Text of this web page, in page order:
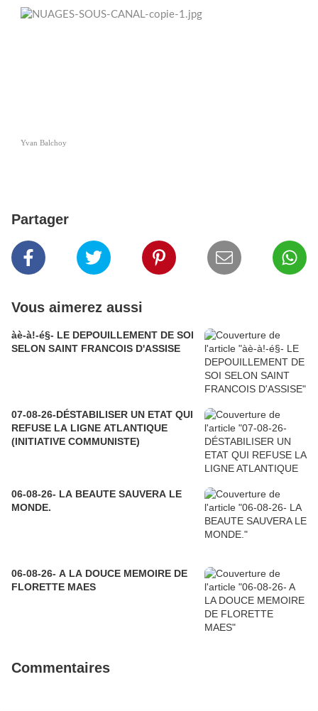
Yvan Balchoy
Partager
Vous aimerez aussi
àè-à!-é§- LE DEPOUILLEMENT DE SOI
SELON SAINT FRANCOIS D'ASSISE
07-08-26-DÉSTABILISER UN ETAT QUI
REFUSE LA LIGNE ATLANTIQUE
(INITIATIVE COMMUNISTE)
06-08-26- LA BEAUTE SAUVERA LE
MONDE.
06-08-26- A LA DOUCE MEMOIRE DE
FLORETTE MAES
Commentaires